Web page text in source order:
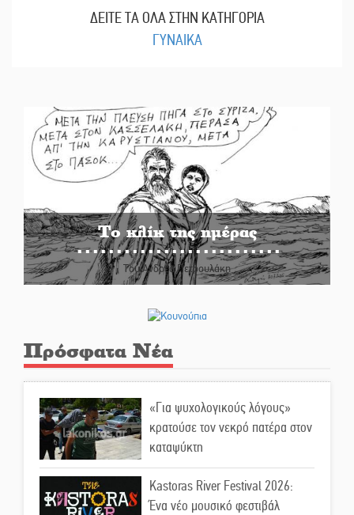
ΔΕΙΤΕ ΤΑ ΟΛΑ ΣΤΗΝ ΚΑΤΗΓΟΡΙΑ
ΓΥΝΑΙΚΑ
Το κλίκ της ημέρας
Του Ανδρέα Πετρουλάκη
Πρόσφατα Νέα
«Για ψυχολογικούς λόγους»
κρατούσε τον νεκρό πατέρα στον
καταψύκτη
Kastoras River Festival 2026:
Ένα νέο μουσικό φεστιβάλ